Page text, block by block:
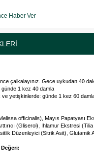
Haber Ver
çalkalayınız. Gece uykudan 40
1 kez 40 damla
yetişkinlerde: günde 1 kez 60
officinalis), Mayıs Papatyası
(Gliserol), Ihlamur Ekstresi
Düzenleyici (Sitrik Asit), Glutamik